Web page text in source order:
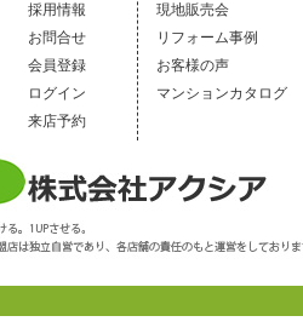
採用情報
お問合せ
会員登録
ログイン
来店予約
現地販売会
リフォーム事例
お客様の声
マンションカタログ